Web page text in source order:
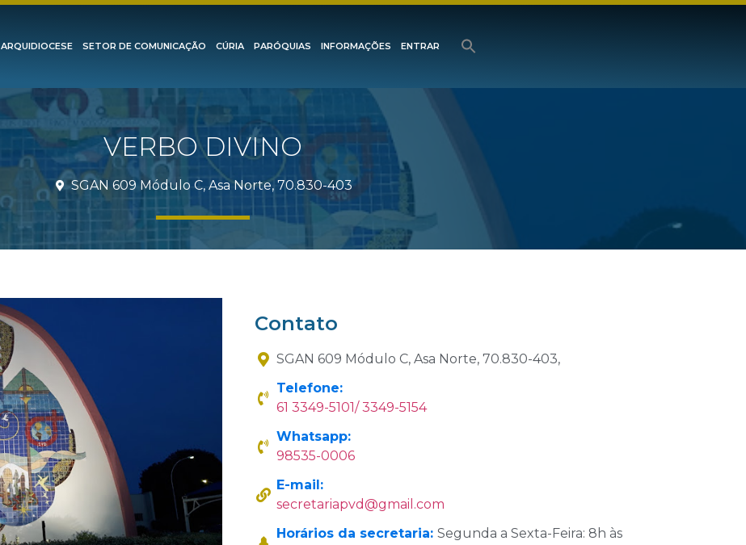
ARQUIDIOCESE SETOR DE COMUNICAÇÃO CÚRIA PARÓQUIAS INFORMAÇÕES ENTRAR
VERBO DIVINO
SGAN 609 Módulo C, Asa Norte, 70.830-403
Contato
SGAN 609 Módulo C, Asa Norte, 70.830-403,
Telefone:
61 3349-5101/ 3349-5154
Whatsapp:
98535-0006
E-mail:
secretariapvd@gmail.com
Horários da secretaria:Segunda a Sexta-Feira: 8h às